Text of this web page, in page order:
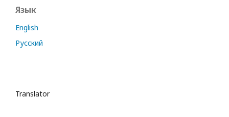
Язык
English
Русский
Translator